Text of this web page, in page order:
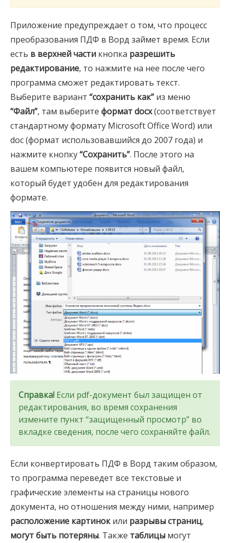
Приложение предупреждает о том, что процесс
преобразования ПДФ в Ворд займет время. Если
есть в верхней части кнопка разрешить
редактирование, то нажмите на нее после чего
программа сможет редактировать текст.
Выберите вариант “сохранить как” из меню
“Файл”, там выберите формат docx(соответствует
стандартному формату Microsoft Office Word) или
doc (формат использовавшийся до 2007 года) и
нажмите кнопку“Сохранить”. После этого на
вашем компьютере появится новый файл,
который будет удобен для редактирования
формате.
Справка! Если pdf-документ был защищен от
редактирования, во время сохранения
измените пункт “защищенный просмотр” во
вкладке сведения, после чего сохраняйте файл.
Если конвертировать ПДФ в Ворд таким образом,
то программа переведет все текстовые и
графические элементы на страницы нового
документа, но отношения между ними, например
расположение картинокили разрывы страниц,
могут быть потеряны. Также таблицы могут